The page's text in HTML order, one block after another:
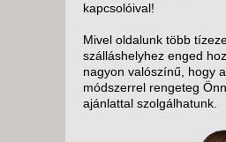
kapcsolóival!
Mivel oldalunk több
szálláshelyhez enged
nagyon valószínű, hogy
módszerrel rengeteg
ajánlattal szolgálhatunk.